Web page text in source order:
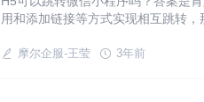
用和添加链接等方式实现相互跳转，
摩尔企服-王莹 3年前